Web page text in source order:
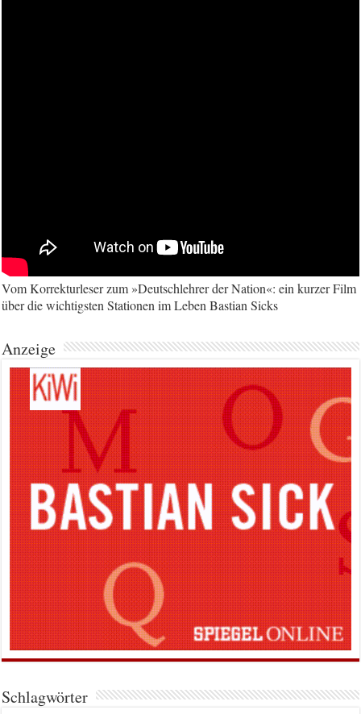
Vom Korrekturleser zum »Deutschlehrer der Nation«: ein kurzer Film
über die wichtigsten Stationen im Leben Bastian Sicks
Anzeige
Schlagwörter